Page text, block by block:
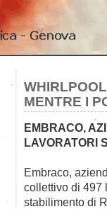
MENTRE I
EMBRACO,
LAVORATORI
Embraco,
collettivo di 497
stabilimento di